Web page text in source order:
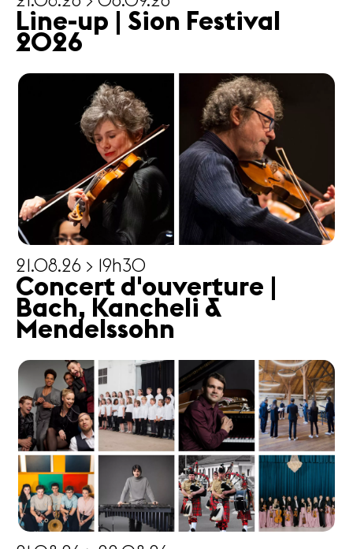
Partenaires
Infos
pratiques
Actualités
Concerts
Bénévoles
Médias
Revue de
presse
Emplois
A propos
Mentions
légales
Contact
Line-up | Sion Festival
2026
21.08.26 > 19h30
Concert d'ouverture |
Bach, Kancheli &
Mendelssohn